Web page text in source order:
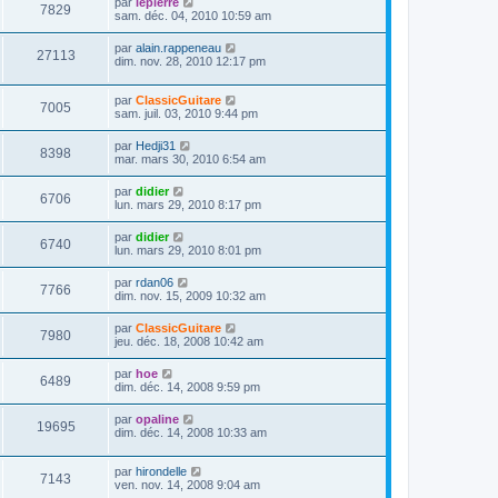
a
e
m
e
s
s
a
e
s
i
e
r
m
e
s
a
g
e
7829
u
e
i
e
r
m
e
s
s
a
g
e
par lepierre
sam. déc. 04, 2010 10:59 am
27113V
u
D
e
n
i
e
r
m
e
s
s
a
g
e
par alain.rappeneau
dim. nov. 28, 2010 12:17 pm
7005
u
D
e
i
e
r
m
e
s
s
a
g
e
par ClassicGuitare
sam. juil. 03, 2010 9:44 pm
8398
u
D
e
i
e
r
m
e
s
s
a
g
e
par Hedji31
mar. mars 30, 2010 6:54 am
6706
u
D
e
i
e
r
m
e
s
s
a
g
e
par didier
lun. mars 29, 2010 8:17 pm
6740V
u
D
e
i
e
r
m
e
s
s
a
g
e
par didier
lun. mars 29, 2010 8:01 pm
7766
u
D
e
i
e
r
m
e
s
s
a
g
e
par rdan06
dim. nov. 15, 2009 10:32 am
7980V
u
s
D
e
i
e
r
m
e
s
a
g
par ClassicGuitare
jeu. déc. 18, 2008 10:42 am
6489
u
D
e
i
e
e
s
par hoe
dim. déc. 14, 2008 9:59 pm
19695V
u
D
e
n
i
e
par opaline
dim. déc. 14, 2008 10:33 am
7143
D
e
par hirondelle
ven. nov. 14, 2008 9:04 am